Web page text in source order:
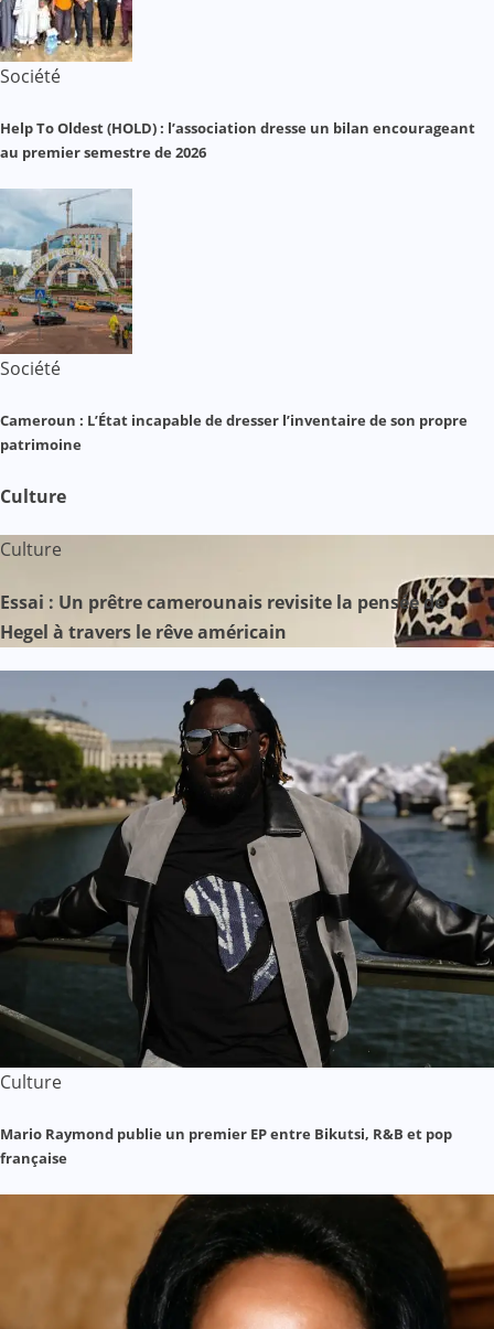
Société
Help To Oldest (HOLD) : l’association dresse un bilan encourageant
au premier semestre de 2026
Société
Cameroun : L’État incapable de dresser l’inventaire de son propre
patrimoine
Culture
Culture
Essai : Un prêtre camerounais revisite la pensée de
Hegel à travers le rêve américain
Culture
Mario Raymond publie un premier EP entre Bikutsi, R&B et pop
française